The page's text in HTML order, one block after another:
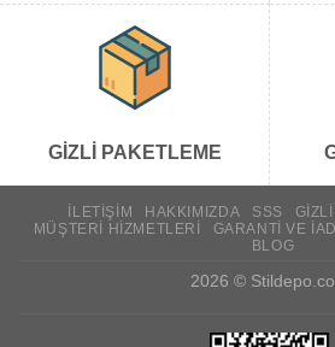
GİZLİ PAKETLEME
İLETIŞIM HAKKIMIZDA SSS
MÜŞTERI HIZMETLERI
GARANTI VE
BLOG
2026 ©